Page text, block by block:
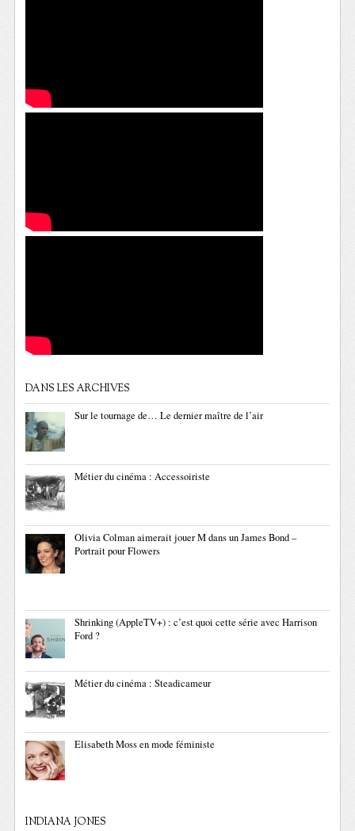
DANS LES ARCHIVES
Sur le tournage de… Le dernier maître de l’air
Métier du cinéma : Accessoiriste
Olivia Colman aimerait jouer M dans un James Bond –
Portrait pour Flowers
Shrinking (AppleTV+) : c’est quoi cette série avec Harrison
Ford ?
Métier du cinéma : Steadicameur
Elisabeth Moss en mode féministe
INDIANA JONES